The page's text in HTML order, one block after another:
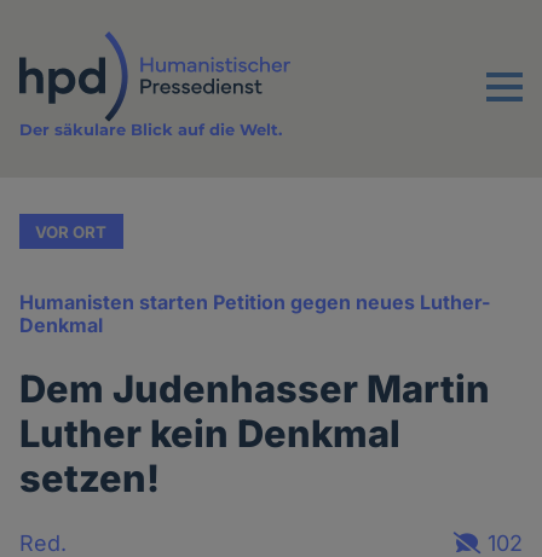
Inhalt
Menu
Der säkulare Blick auf die Welt.
VOR ORT
Humanisten starten Petition gegen neues Luther-
Denkmal
Dem Judenhasser Martin
Luther kein Denkmal
setzen!
Red.
102